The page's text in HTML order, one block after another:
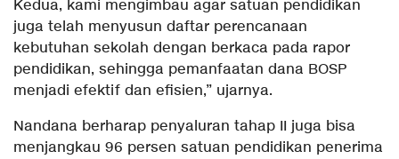
Kedua, kami mengimbau agar satuan pendidikan
juga telah menyusun daftar perencanaan
kebutuhan sekolah dengan berkaca pada rapor
pendidikan, sehingga pemanfaatan dana BOSP
menjadi efektif dan efisien,” ujarnya.
Nandana berharap penyaluran tahap II juga bisa
menjangkau 96 persen satuan pendidikan penerima